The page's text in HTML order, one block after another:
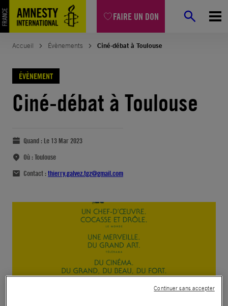
FAIRE UN DON
Accueil Évènements Ciné-débat à Toulouse
ÉVÈNEMENT
Ciné-débat à Toulouse
Quand : Le 13 Mar 2023
Où :Toulouse
Contact :thierry.galvez.tgz@gmail.com
Continuer sans accepter